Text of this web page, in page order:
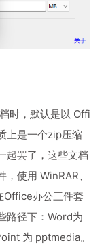
时，默认是以 Offi
上是一个zip压缩
起罢了，这些文档
使用 WinRAR、
Office办公三件套
路径下：Word为
为 pptmedia。